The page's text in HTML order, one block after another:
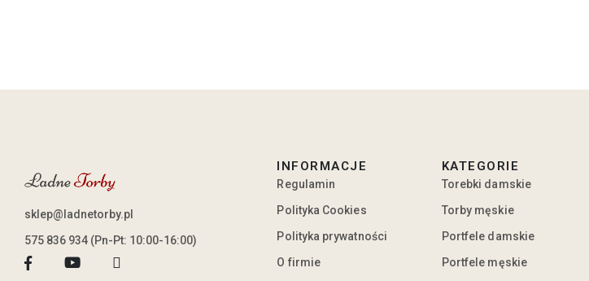
sklep@ladnetorby.pl
575 836 934 (Pn-Pt: 10:00-16:00)
INFORMACJE
Regulamin
Polityka Cookies
Polityka prywatności
O firmie
KATEGORIE
Torebki damskie
Torby męskie
Portfele damskie
Portfele męskie